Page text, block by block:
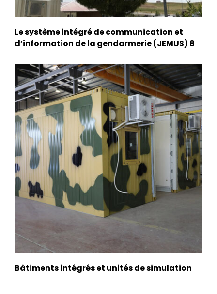
Le système intégré de communication et
d’information de la gendarmerie (JEMUS) 8
Bâtiments intégrés et unités de simulation